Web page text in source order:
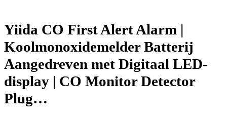
Yiida CO First Alert Alarm |
Koolmonoxidemelder Batterij
Aangedreven met Digitaal LED-
display | CO Monitor Detector
Plug…